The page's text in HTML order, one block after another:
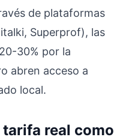
de plataformas
Superprof), las
30% por la
abren acceso a
local.
real como